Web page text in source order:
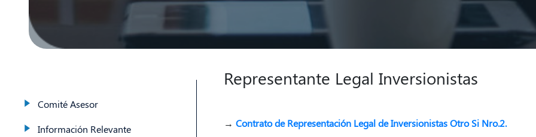
Comité Asesor
Información Relevante
Representante Legal Inversionistas
→ Contrato de Representación Legal de Inversionistas Otro Si Nro.2.